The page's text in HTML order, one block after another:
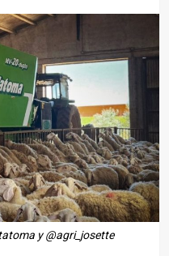
y @agri_josette